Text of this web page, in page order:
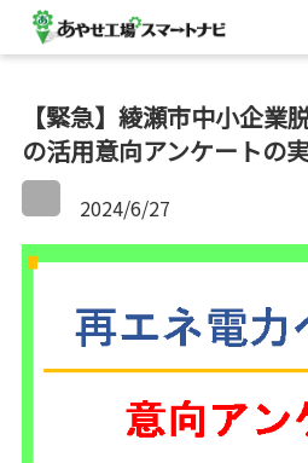
【緊急】綾瀬市中小企業
の活用意向アンケートの
2024/6/27